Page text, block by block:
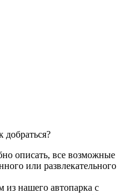
добраться?
описать, все возможные
или развлекательного
из нашего автопарка с